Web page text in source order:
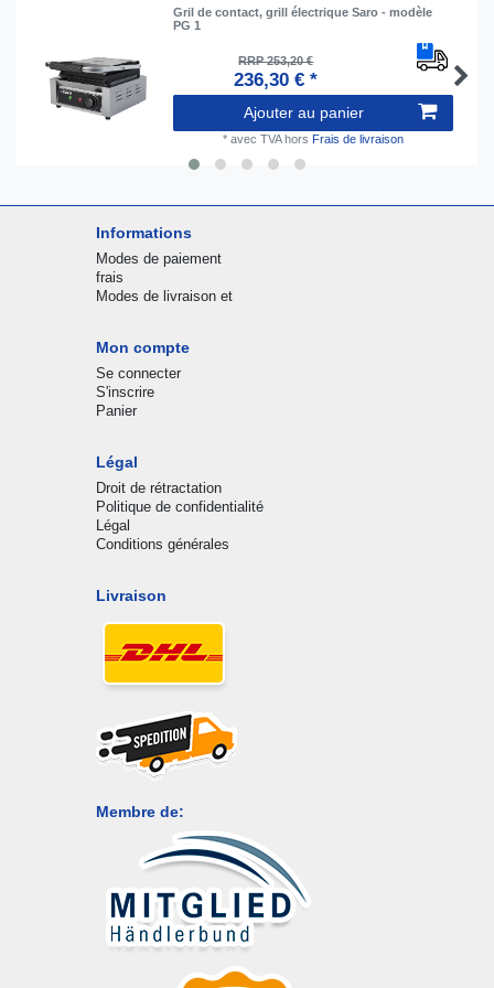
Gril de contact, grill électrique Saro - modèle
PG 1
RRP 253,20 €
236,30 € *
Ajouter au panier
* avec TVAhors Frais de livraison
Informations
Modes de paiement
frais
Modes de livraison et
Mon compte
Se connecter
S'inscrire
Panier
Légal
Droit de rétractation
Politique de confidentialité
Légal
Conditions générales
Livraison
Membre de: